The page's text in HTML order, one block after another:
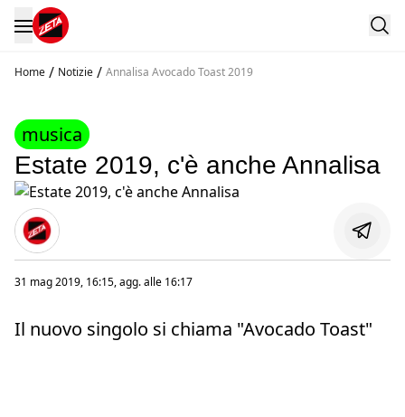
Home / Notizie / Annalisa Avocado Toast 2019
musica
Estate 2019, c'è anche Annalisa
31 mag 2019, 16:15, agg. alle 16:17
Il nuovo singolo si chiama "Avocado Toast"